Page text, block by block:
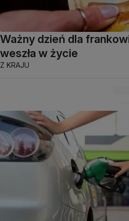
Ważny dzień dla
weszła w życie
Z KRAJU